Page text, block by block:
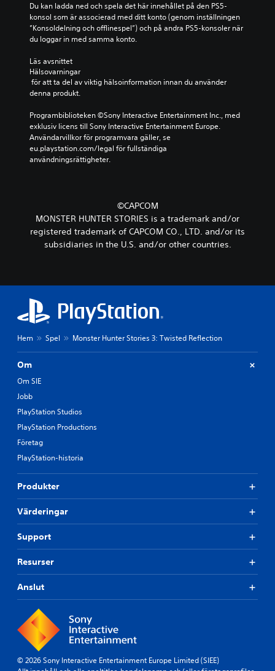
Du kan ladda ned och spela det här innehållet på den PS5-
konsol som är associerad med ditt konto (genom inställningen
”Konsoldelning och offlinespel”) och på andra PS5-konsoler när
du loggar in med samma konto.
Läs avsnittet
Hälsovarningar
denna produkt.
Programbiblioteken ©Sony Interactive Entertainment Inc., med
exklusiv licens till Sony Interactive Entertainment Europe.
Användarvillkor för programvara gäller, se
eu.playstation.com/legal för fullständiga
användningsrättigheter.
©CAPCOM
MONSTER HUNTER STORIES is a trademark and/or
registered trademark of CAPCOM CO., LTD. and/or its
subsidiaries in the U.S. and/or other countries.
Hem Spel Monster Hunter Stories 3: Twisted Reflection
Om
Om SIE
Jobb
PlayStation Studios
PlayStation Productions
Företag
PlayStation-historia
Produkter
Värderingar
Support
Resurser
Anslut
© 2026 Sony Interactive Entertainment Europe Limited (SIEE)